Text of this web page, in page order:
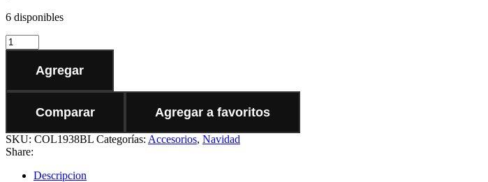
6 disponibles
Agregar
Comparar Agregar a favoritos
SKU: COL1938BL Categorías: Accesorios, Navidad
Share:
Descripcion